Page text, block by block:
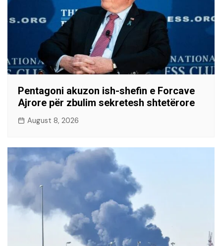
Pentagoni akuzon ish-shefin e Forcave
Ajrore për zbulim sekretesh shtetërore
August 8, 2026